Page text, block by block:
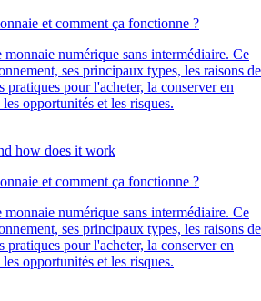
et comment ça fonctionne ?
numérique sans intermédiaire. Ce
ses principaux types, les raisons de
pratiques pour l'acheter, la conserver en
opportunités et les risques.
et comment ça fonctionne ?
numérique sans intermédiaire. Ce
ses principaux types, les raisons de
pratiques pour l'acheter, la conserver en
opportunités et les risques.